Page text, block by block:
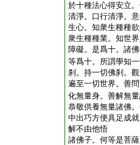
於十種法心得安立
清淨。口行清淨。
生心。知衆生種種
衆生種種業。知世
障礙。是爲十。諸
等爲十。所謂學知
刹。持一切佛刹。
遍至一切世界。善
化無量身。善解無
恭敬供養無量諸佛
中出巧方便具足成
解不由他悟
諸佛子。何等是菩